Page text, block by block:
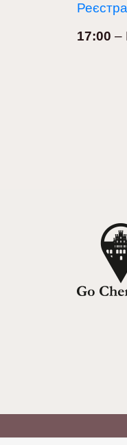
17:00 –